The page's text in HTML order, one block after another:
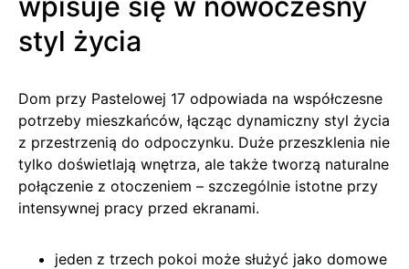
styl życia
Dom przy Pastelowej 17 odpowiada na współczesne
potrzeby mieszkańców, łącząc dynamiczny styl życia
z przestrzenią do odpoczynku. Duże przeszklenia nie
tylko doświetlają wnętrza, ale także tworzą naturalne
połączenie z otoczeniem – szczególnie istotne przy
intensywnej pracy przed ekranami.
jeden z trzech pokoi może służyć jako domowe